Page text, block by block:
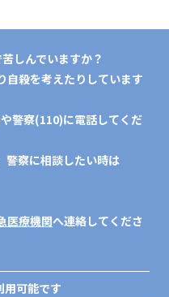
しんでいますか？
自殺を考えたりしています
警察(110)に電話してくだ
警察に相談したい時は
医療機関へ連絡してくださ
用可能です